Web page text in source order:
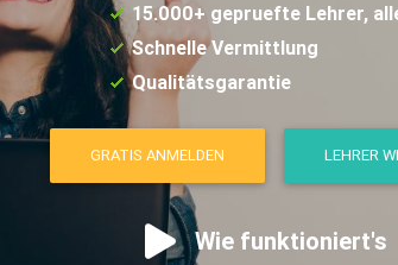
15.000+ gepruefte Lehrer,
Schnelle Vermittlung
Qualitätsgarantie
GRATIS ANMELDEN LEHRER
Wie funktioniert's